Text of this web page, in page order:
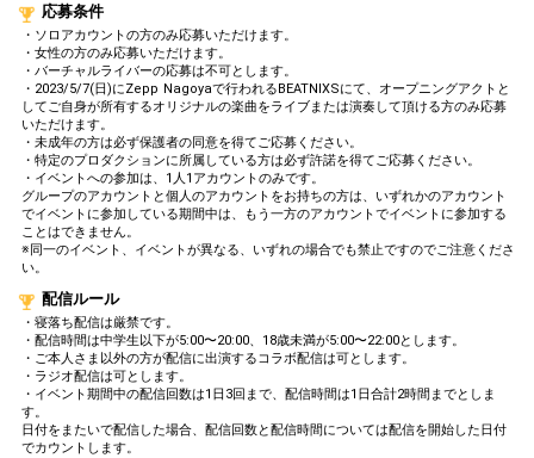
21 120000
120,000pt達成！どんどん花火
をあげよう！
22 130000
130,000pt達成！どんどん花火
をあげよう！
23 140000
をあげよう！
24 150000
150,000pt達成！どんどん花火
をあげよう！
25
をあげよう！
26
27 230000
230,000pt達成！どんどん花火
をあげよう！
28 260000
をあげよう！
29 300000
300,000pt達成！どんどん花火
応募条件
・ソロアカウントの方のみ応募いただけます。
・女性の方のみ応募いただけます。
・バーチャルライバーの応募は不可とします。
・2023/5/7(日)にZepp Nagoyaで行われるBEATNIXSにて、オープニングアクトと
してご自身が所有するオリジナルの楽曲をライブまたは演奏して頂ける方のみ応募
いただけます。
・未成年の方は必ず保護者の同意を得てご応募ください。
・特定のプロダクションに所属している方は必ず許諾を得てご応募ください。
・イベントへの参加は、1人1アカウントのみです。
グループのアカウントと個人のアカウントをお持ちの方は、いずれかのアカウント
でイベントに参加している期間中は、もう一方のアカウントでイベントに参加する
ことはできません。
※同一のイベント、イベントが異なる、いずれの場合でも禁止ですのでご注意くださ
い。
配信ルール
・寝落ち配信は厳禁です。
・配信時間は中学生以下が5:00〜20:00、18歳未満が5:00〜22:00とします。
・ご本人さま以外の方が配信に出演するコラボ配信は可とします。
・ラジオ配信は可とします。
・イベント期間中の配信回数は1日3回まで、配信時間は1日合計2時間までとしま
す。
日付をまたいで配信した場合、配信回数と配信時間については配信を開始した日付
でカウントします。